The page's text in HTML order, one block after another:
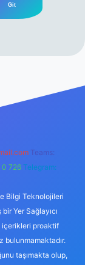
Teams:
0 726 Telegram:
Bilgi Teknolojileri
Yer Sağlayıcı
içerikleri proaktif
bulunmamaktadır.
taşımakta olup,